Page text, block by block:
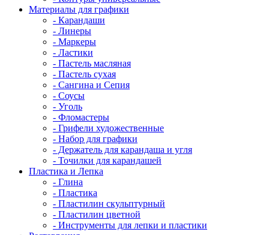
Материалы для графики
- Карандаши
- Линеры
- Маркеры
- Ластики
- Пастель масляная
- Пастель сухая
- Сангина и Сепия
- Соусы
- Уголь
- Фломастеры
- Грифели художественные
- Набор для графики
- Держатель для карандаша и угля
- Точилки для карандашей
Пластика и Лепка
- Глина
- Пластика
- Пластилин скульптурный
- Пластилин цветной
- Инструменты для лепки и пластики